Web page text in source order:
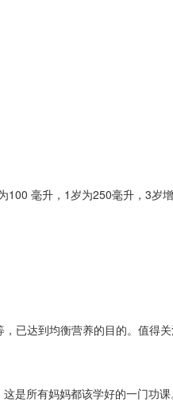
100 毫升，1岁为250毫升，3岁
已达到均衡营养的目的。值得
是所有妈妈都该学好的一门功课